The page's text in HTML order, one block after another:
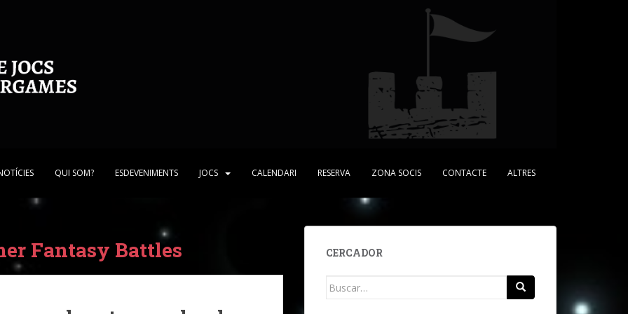
QUI SOM? ESDEVENIMENTS JOCS CALENDARI RESERVA ZONA SOCIS CONTACTE ALTRES
Fantasy Battles CERCADOR
Buscar: